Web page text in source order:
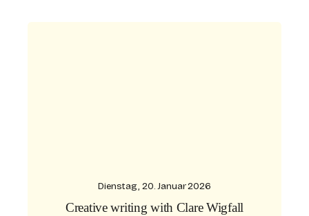
Dienstag, 20. Januar 2026
Creative writing with Clare Wigfall